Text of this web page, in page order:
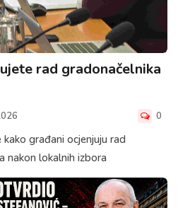
rad gradonačelnika
0
građani ocjenjuju rad
nakon lokalnih izbora